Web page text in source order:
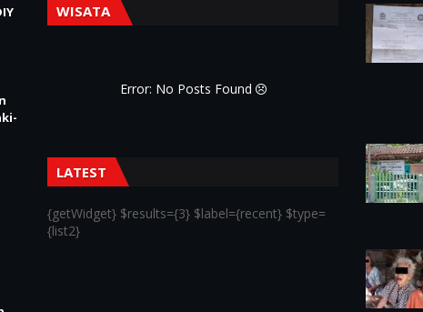
WISATA
Error: No Posts Found
LATEST
{getWidget} $results={3} $label={recent} $type=
{list2}